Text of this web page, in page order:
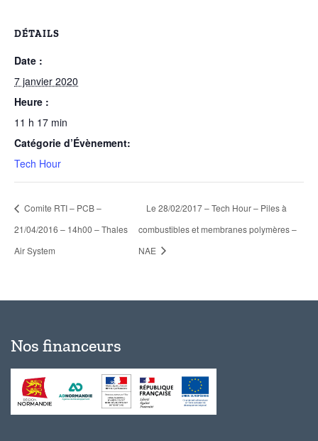
DÉTAILS
Date :
7 janvier 2020
Heure :
11 h 17 min
Catégorie d’Évènement:
Tech Hour
Comite RTI – PCB –
21/04/2016 – 14h00 – Thales
Air System
Le 28/02/2017 – Tech Hour – Piles à
combustibles et membranes polymères –
NAE
Nos financeurs